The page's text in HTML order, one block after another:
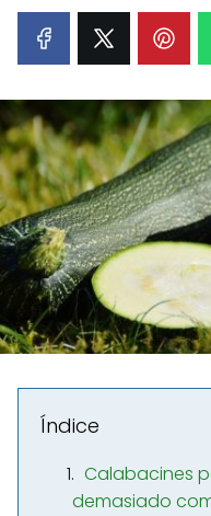
Índice
Calabacines
demasiado